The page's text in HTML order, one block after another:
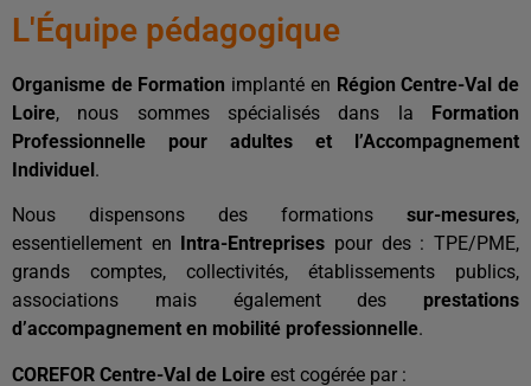
L'Équipe pédagogique
Organisme de Formation implanté en Région Centre-Val de
Loire, nous sommes spécialisés dans la Formation
Professionnelle pour adultes et l’Accompagnement
Individuel.
Nous dispensons des formations sur-mesures,
essentiellement en
Intra-Entreprises pour des : TPE/PME,
grands comptes, collectivités, établissements publics,
associations mais également des prestations
d’accompagnement en mobilité professionnelle.
COREFOR Centre-Val de Loire est cogérée par :